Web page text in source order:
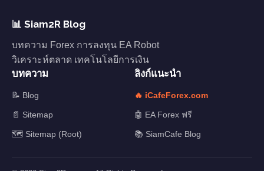
📊 Siam2R Blog
บทความ Forex การลงทุน EA Robot
วิเคราะห์ตลาด เทคโนโลยีการเงิน
บทความ
📝 Blog
📄 Sitemap
🗺️ Sitemap (Root)
ลิงก์แนะนำ
🔥 iCafeForex.com
🤖 EA Forex ฟรี
📚 SiamCafe Blog